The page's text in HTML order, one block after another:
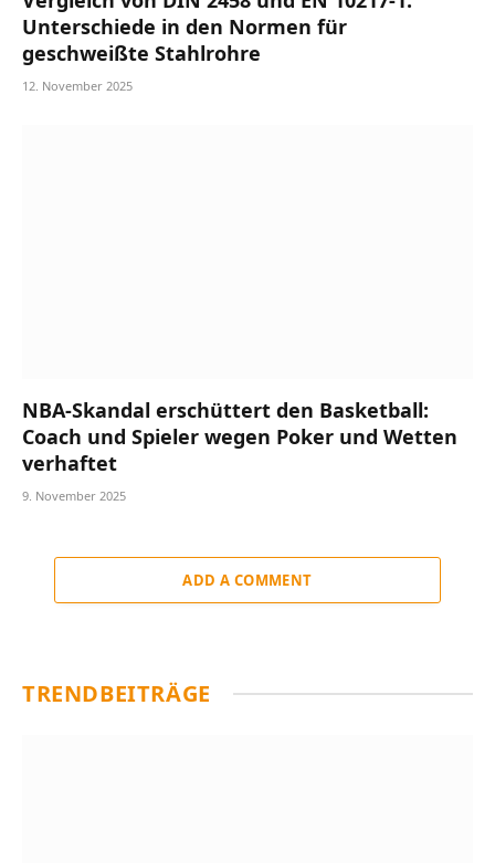
Unterschiede in den Normen für
geschweißte Stahlrohre
12. November 2025
NBA-Skandal erschüttert den Basketball:
Coach und Spieler wegen Poker und Wetten
verhaftet
9. November 2025
ADD A COMMENT
TRENDBEITRÄGE